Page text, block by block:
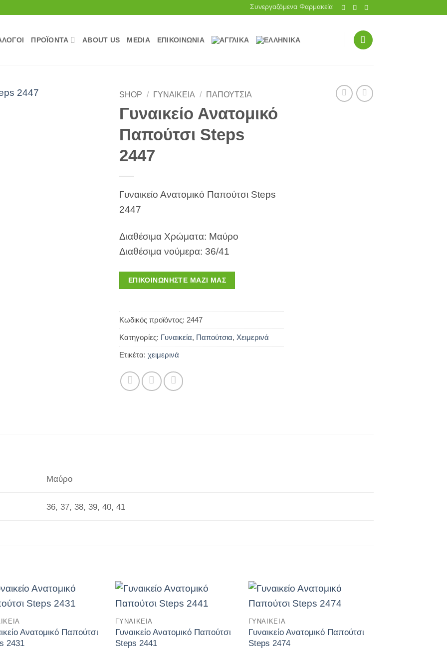
Συνεργαζόμενα Φαρμακεία
ΠΡΟΪΟΝΤΑ ABOUT US MEDIA ΕΠΙΚΟΙΝΩΝΊΑ
SHOP / ΓΥΝΑΙΚΕΊΑ / ΠΑΠΟΎΤΣΙΑ
Γυναικείο Ανατομικό
Παπούτσι Steps
2447
Γυναικείο Ανατομικό Παπούτσι Steps
2447
Διαθέσιμα Χρώματα: Μαύρο
Διαθέσιμα νούμερα: 36/41
ΕΠΙΚΟΙΝΩΝΉΣΤΕ ΜΑΖΊ ΜΑΣ
Κωδικός προϊόντος: 2447
Κατηγορίες: Γυναικεία, Παπούτσια, Χειμερινά
Ετικέτα: χειμερινά
Μαύρο
36, 37, 38, 39, 40, 41
λίστα
Ανατομικό Παπούτσι
2431
λίστα
ΓΥΝΑΙΚΕΊΑ
Γυναικείο Ανατομικό Παπούτσι
Steps 2441
λίστα
ΓΥΝΑΙΚΕΊΑ
Γυναικείο Ανατομικό Παπούτσι
Steps 2474